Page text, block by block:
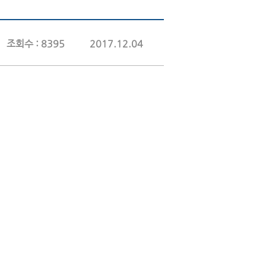
조회수 : 8395 2017.12.04